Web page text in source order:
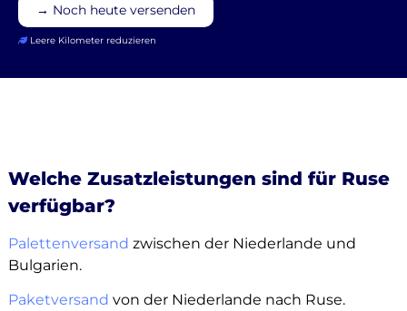
→ Noch heute versenden
Leere Kilometer reduzieren
Welche Zusatzleistungen sind für Ruse
verfügbar?
Palettenversand zwischen der Niederlande und
Bulgarien.
Paketversand von der Niederlande nach Ruse.